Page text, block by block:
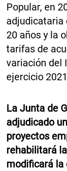
Popular, en
adjudicataria
20 años y la
tarifas de
variación del
ejercicio
La Junta de
adjudicado
proyectos
rehabilitará
modificará la